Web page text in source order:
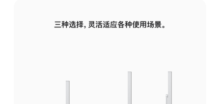
三种选择，灵活适应各种使用场景。